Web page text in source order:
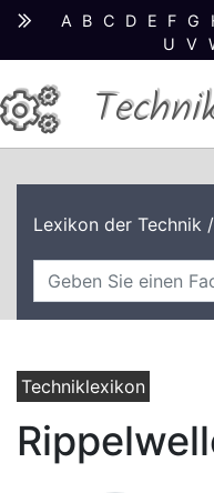
A B C D E F G
U
V
Lexikon der Technik
Techniklexikon